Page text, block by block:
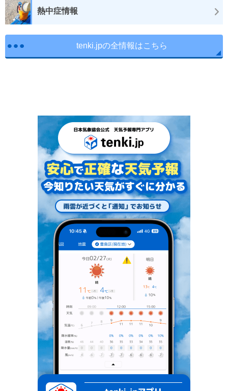
熱中症情報
tenki.jpの全情報はこちら